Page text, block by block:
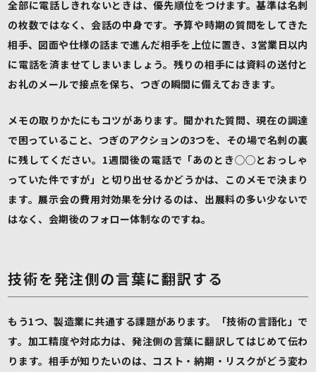
全部に電話しきれないときは、優先順位をつけます。基準は名刺
の枚数ではなく、会話の中身です。予算や時期の質問をしてきた
相手、図面や仕様の話まで進んだ相手を上位に置き、3営業日以内
に電話を済ませてしまいましょう。残りの相手には資料の送付と
お礼のメールで接点を保ち、つぎの瞬間に備えておきます。
メモの取りかたにもコツがあります。聞かれた質問、現在の調達
で困っていること、つぎのアクションの3つを、その場で名刺の裏
に残してください。1週間後の電話で「あのとき◯◯とおっしゃ
っていた件ですが」と切り出せるかどうかは、このメモで決まり
ます。展示会の費用対効果を分けるのは、出展料の多い少ないで
はなく、会期後のフォロー体制なのですね。
技術を発注側の言葉に翻訳する
もう1つ、製造業に共通する課題があります。「技術の言語化」で
す。加工精度や対応力は、発注側の言葉に翻訳してはじめて伝わ
ります。相手が知りたいのは、コスト・納期・リスクがどう変わ